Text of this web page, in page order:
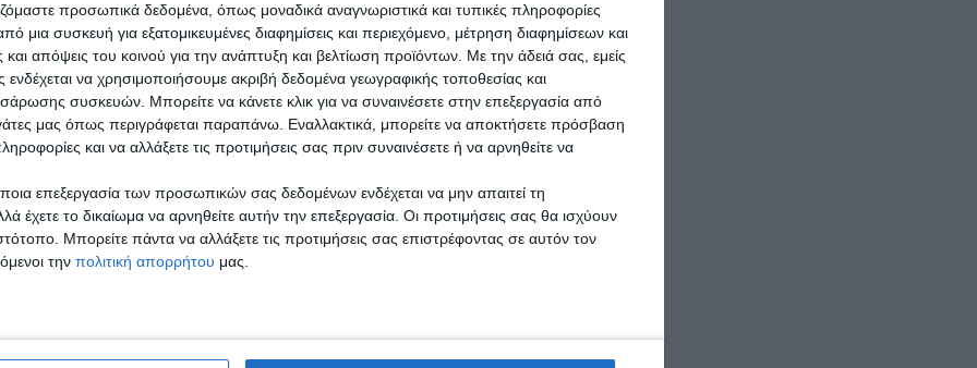
προσωπικά δεδομένα, όπως μοναδικά αναγνωριστικά και τυπικές πληροφορίες
μια συσκευή για εξατομικευμένες διαφημίσεις και περιεχόμενο, μέτρηση διαφημίσεων και
απόψεις του κοινού για την ανάπτυξη και βελτίωση προϊόντων. Με την άδειά σας, εμείς
ενδέχεται να χρησιμοποιήσουμε ακριβή δεδομένα γεωγραφικής τοποθεσίας και
συσκευών. Μπορείτε να κάνετε κλικ για να συναινέσετε στην επεξεργασία από
μας όπως περιγράφεται παραπάνω. Εναλλακτικά, μπορείτε να αποκτήσετε πρόσβαση
και να αλλάξετε τις προτιμήσεις σας πριν συναινέσετε ή να αρνηθείτε να
επεξεργασία των προσωπικών σας δεδομένων ενδέχεται να μην απαιτεί τη
έχετε το δικαίωμα να αρνηθείτε αυτήν την επεξεργασία. Οι προτιμήσεις σας θα ισχύουν
Μπορείτε πάντα να αλλάξετε τις προτιμήσεις σας επιστρέφοντας σε αυτόν τον
την πολιτική απορρήτου μας.
να «τρέχει» και ακόμη μία
της μπύρας, καθώς με κάθε πιατέλα
Ό,τι Πιούμε» κερνάει δύο παγωμένες